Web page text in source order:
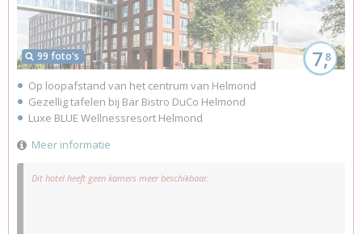
Dit hotel heeft geen kamers meer beschikbaar.
99 foto's 7,8
Op loopafstand van het centrum van Helmond
Gezellig tafelen bij Bar Bistro DuCo Helmond
Luxe BLUE Wellnessresort Helmond
Meer informatie